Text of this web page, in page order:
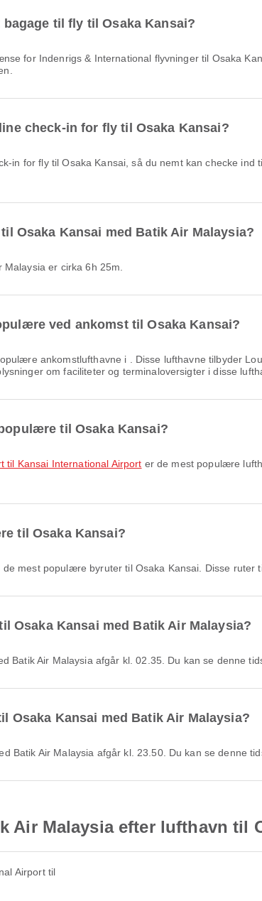
til fly til Osaka Kansai?
check-in for fly til Osaka Kansai?
Osaka Kansai med Batik Air Malaysia?
Malaysia er cirka 6h 25m.
ved ankomst til Osaka Kansai?
ankomstlufthavne i . Disse lufthavne tilbyder
om faciliteter og terminaloversigter i disse
til Osaka Kansai?
til Kansai International Airport er de mest populære
til Osaka Kansai?
de mest populære byruter til Osaka Kansai. Disse ruter
Osaka Kansai med Batik Air Malaysia?
Batik Air Malaysia afgår kl. 02.35. Du kan se denne
Osaka Kansai med Batik Air Malaysia?
Batik Air Malaysia afgår kl. 23.50. Du kan se denne
Air Malaysia efter lufthavn til
Airport til